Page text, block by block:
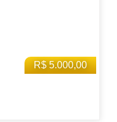
R$ 5.000,00